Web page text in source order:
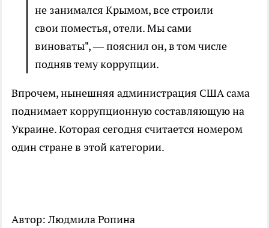
не занимался Крымом, все строили
свои поместья, отели. Мы сами
виноваты", — пояснил он, в том числе
подняв тему коррупции.
Впрочем, нынешняя администрация США сама
поднимает коррупционную составляющую на
Украине. Которая сегодня считается номером
один стране в этой категории.
Автор: Людмила Ропина